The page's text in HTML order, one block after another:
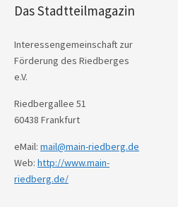
Das Stadtteilmagazin
Interessengemeinschaft zur
Förderung des Riedberges
e.V.
Riedbergallee 51
60438 Frankfurt
eMail: mail@main-riedberg.de
Web: http://www.main-
riedberg.de/